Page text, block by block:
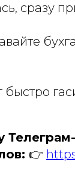
сразу
👉